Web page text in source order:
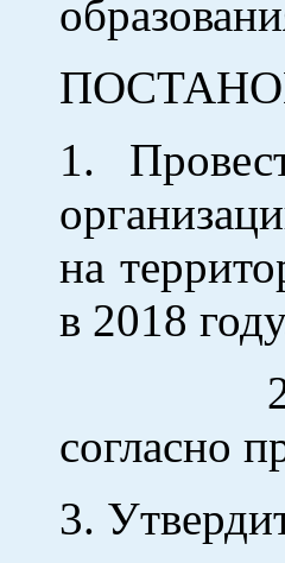
1.
на
в 2018
2.
согласно
3.